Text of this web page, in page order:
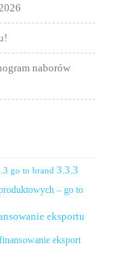
naborów
go to brand 3.3.3
– go to
eksportu
eksport